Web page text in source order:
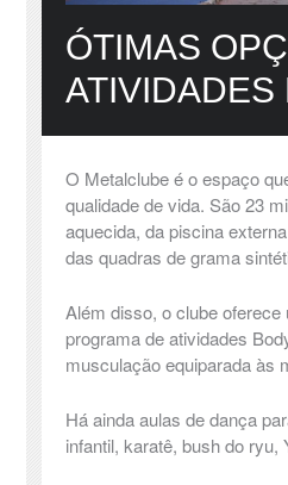
ÓTIMAS
ATIVIDADES
O Metalclube é o espaço
qualidade de vida. São 23
aquecida, da piscina
das quadras de grama
Além disso, o clube
programa de atividades
musculação equiparada às
Há ainda aulas de dança
infantil, karatê, bush do